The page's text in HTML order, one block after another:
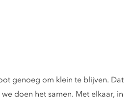
genoeg om klein te blijven. Dat
doen het samen. Met elkaar, in